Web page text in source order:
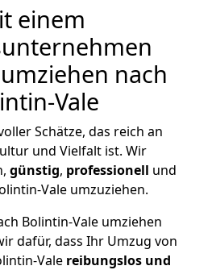
einem
nach
Vale
Schätze, das reich an
und Vielfalt ist. Wir
günstig, professionell und
Vale umzuziehen.
Bolintin-Vale umziehen
dafür, dass Ihr Umzug von
Vale reibungslos und